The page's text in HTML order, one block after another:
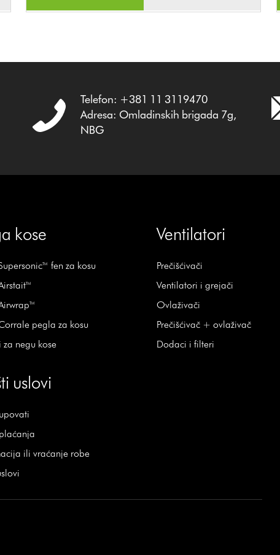
Telefon: +381 11 3119470
Adresa: Omladinskih brigada 7g,
NBG
kose
fen za kosu
pegla za kosu
negu kose
uslovi
ili vraćanje robe
Ventilatori
Prečišćivači
Ventilatori i grejači
Ovlaživači
Prečišćivač + ovlaživač
Dodaci i filteri